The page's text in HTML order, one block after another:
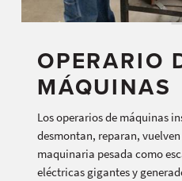
OPERARIO
MÁQUINAS
Los operarios de máquinas
desmontan, reparan,
maquinaria pesada como
eléctricas gigantes y